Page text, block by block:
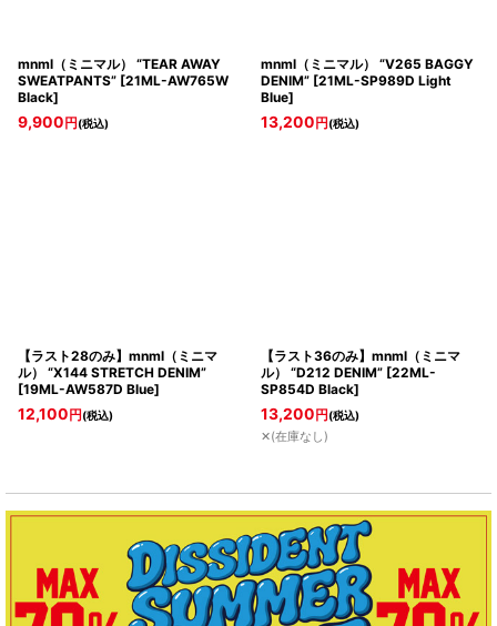
mnml（ミニマル） “TEAR AWAY
SWEATPANTS” [21ML-AW765W
Black]
9,900円(税込)
mnml（ミニマル） “V265 BAGGY
DENIM” [21ML-SP989D Light
Blue]
13,200円(税込)
【ラスト28のみ】mnml（ミニマ
ル） “X144 STRETCH DENIM”
[19ML-AW587D Blue]
12,100円(税込)
【ラスト36のみ】mnml（ミニマ
ル） “D212 DENIM” [22ML-
SP854D Black]
13,200円(税込)
✕(在庫なし)